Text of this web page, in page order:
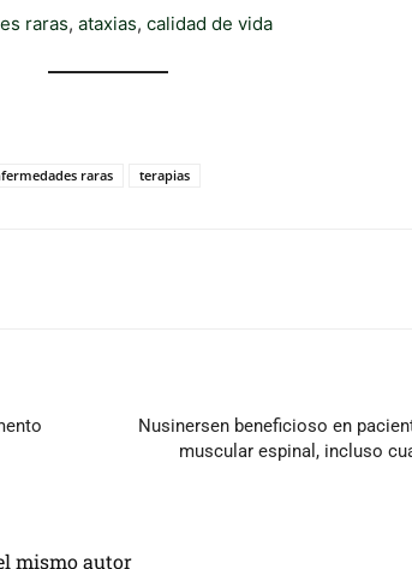
raras, ataxias, calidad de vida
raras terapias
Nusinersen beneficioso en
muscular espinal, incluso
mismo autor